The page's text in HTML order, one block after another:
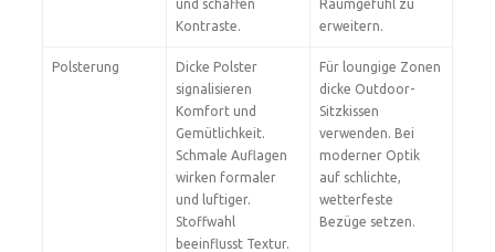
und schaffen
Kontraste.
Raumgefühl zu
erweitern.
Polsterung
Dicke Polster
signalisieren
Komfort und
Gemütlichkeit.
Schmale Auflagen
wirken formaler
und luftiger.
Stoffwahl
beeinflusst Textur.
Für loungige Zonen
dicke Outdoor-
Sitzkissen
verwenden. Bei
moderner Optik
auf schlichte,
wetterfeste
Bezüge setzen.